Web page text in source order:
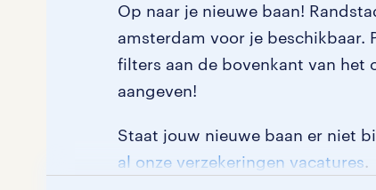
Op naar je nieuwe baan!
amsterdam voor je beschikbaar.
filters aan de bovenkant van het
aangeven!
Staat jouw nieuwe baan er niet
al onze verzekeringen vacatures.